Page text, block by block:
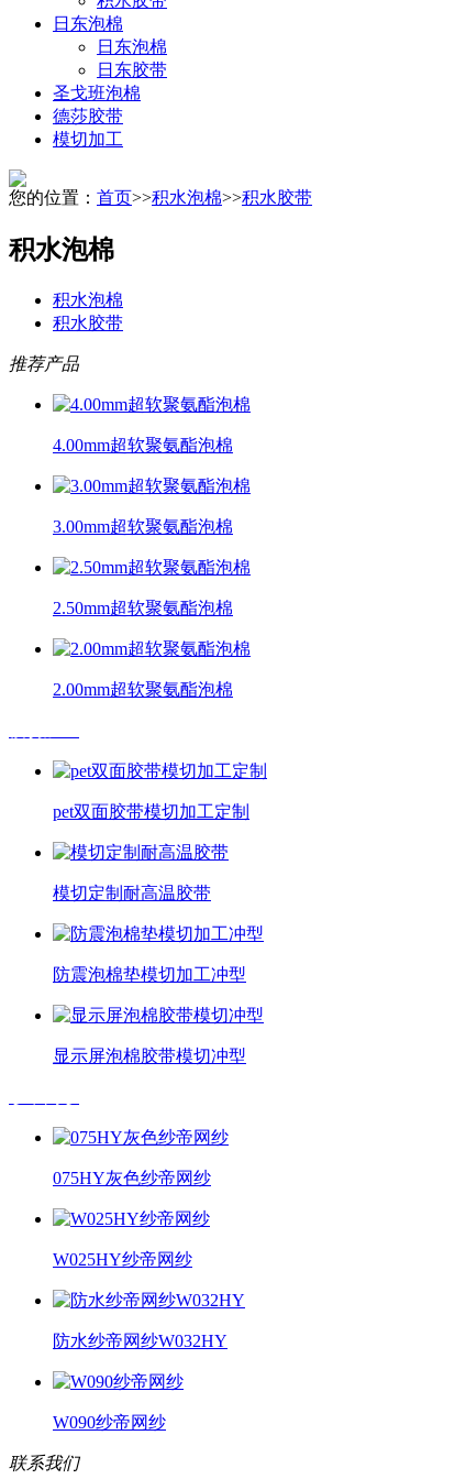
日东泡棉
日东泡棉
日东胶带
圣戈班泡棉
德莎胶带
模切加工
您的位置： 首页>>积水泡棉>>积水胶带
积水泡棉
积水泡棉
积水胶带
推荐产品
4.00mm超软聚氨酯泡棉
3.00mm超软聚氨酯泡棉
2.50mm超软聚氨酯泡棉
2.00mm超软聚氨酯泡棉
pet双面胶带模切加工定制
模切定制耐高温胶带
防震泡棉垫模切加工冲型
显示屏泡棉胶带模切冲型
075HY灰色纱帝网纱
W025HY纱帝网纱
防水纱帝网纱W032HY
W090纱帝网纱
联系我们